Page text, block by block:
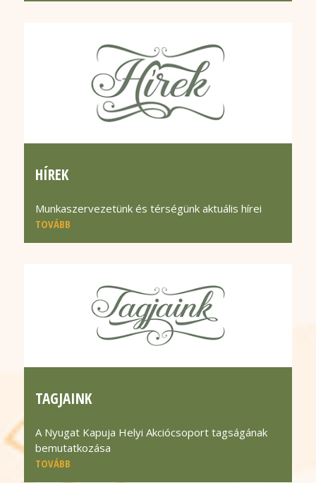
HÍREK
Munkaszervezetünk és térségünk aktuális hírei
TOVÁBB
TAGJAINK
A Nyugat Kapuja Helyi Akciócsoport tagságának
bemutatkozása
TOVÁBB